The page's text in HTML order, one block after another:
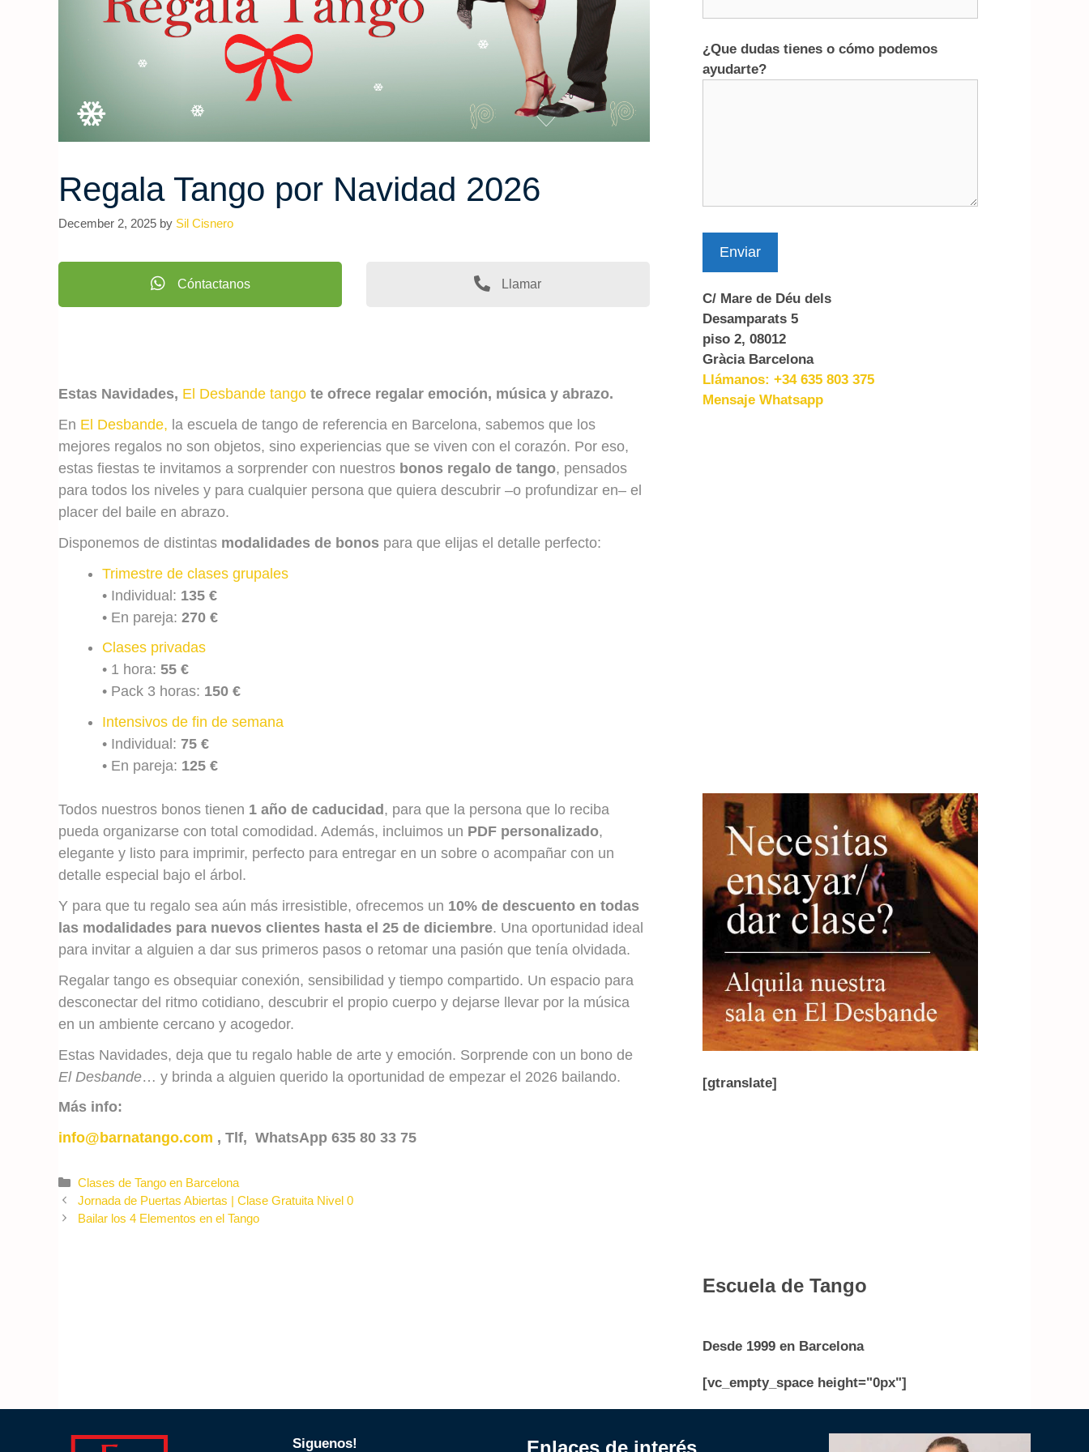
Regala Tango por Navidad 2026
December 2, 2025 by Sil Cisnero
Cóntactanos Llamar
Estas Navidades, El Desbande tango te ofrece regalar emoción, música y abrazo.
En El Desbande, la escuela de tango de referencia en Barcelona, sabemos que los
mejores regalos no son objetos, sino experiencias que se viven con el corazón. Por eso,
estas fiestas te invitamos a sorprender con nuestros bonos regalo de tango, pensados
para todos los niveles y para cualquier persona que quiera descubrir –o profundizar en– el
placer del baile en abrazo.
Disponemos de distintas modalidades de bonos para que elijas el detalle perfecto:
Trimestre de clases grupales
• Individual: 135 €
• En pareja: 270 €
Clases privadas
• 1 hora: 55 €
• Pack 3 horas: 150 €
Intensivos de fin de semana
• Individual: 75 €
• En pareja: 125 €
Todos nuestros bonos tienen 1 año de caducidad , para que la persona que lo reciba
pueda organizarse con total comodidad. Además, incluimos un PDF personalizado,
elegante y listo para imprimir, perfecto para entregar en un sobre o acompañar con un
detalle especial bajo el árbol.
Y para que tu regalo sea aún más irresistible, ofrecemos un 10% de descuento en todas
las modalidades para nuevos clientes hasta el 25 de diciembre. Una oportunidad ideal
para invitar a alguien a dar sus primeros pasos o retomar una pasión que tenía olvidada.
Regalar tango es obsequiar conexión, sensibilidad y tiempo compartido. Un espacio para
desconectar del ritmo cotidiano, descubrir el propio cuerpo y dejarse llevar por la música
en un ambiente cercano y acogedor.
Estas Navidades, deja que tu regalo hable de arte y emoción. Sorprende con un bono de
El Desbande… y brinda a alguien querido la oportunidad de empezar el 2026 bailando.
Más info:
info@barnatango.com , Tlf, WhatsApp 635 80 33 75
Categories
Clases de Tango en Barcelona
Jornada de Puertas Abiertas | Clase Gratuita Nivel 0
Bailar los 4 Elementos en el Tango
¿Que dudas tienes o cómo podemos
ayudarte?
Enviar
C/ Mare de Déu dels
Desamparats 5
piso 2, 08012
Gràcia Barcelona
Llámanos: +34 635 803 375
Mensaje Whatsapp
[gtranslate]
Escuela de Tango
Desde 1999 en Barcelona
[vc_empty_space height="0px"]
Siguenos! Enlaces de interés